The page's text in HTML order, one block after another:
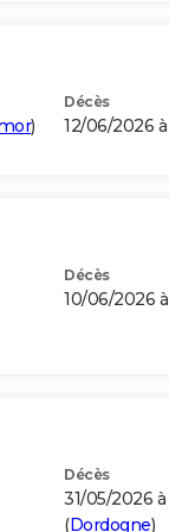
)
Décès
12/06/2026 à
Décès
10/06/2026 à
Décès
31/05/2026 à
(Dordogne)